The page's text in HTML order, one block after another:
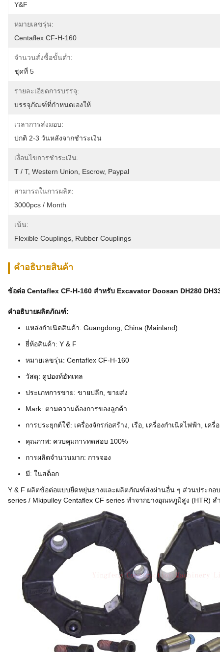
Y&F
หมายเลขรุ่น:
Centaflex CF-H-160
จำนวนสั่งซื้อขั้นต่ำ:
ชุดที่ 5
รายละเอียดการบรรจุ:
บรรจุภัณฑ์ที่กำหนดเองให้
เวลาการส่งมอบ:
ปกติ 2-3 วันหลังจากชำระเงิน
เงื่อนไขการชำระเงิน:
T / T, Western Union, Escrow, Paypal
สามารถในการผลิต:
3000pcs / Month
เน้น:
Flexible Couplings Rubber Couplings
คําอธิบายสินค้า
ข้อต่อ Centaflex CF-H-160 สำหรับ Excavator Doosan DH280
คำอธิบายผลิตภัณฑ์:
แหล่งกำเนิดสินค้า: Guangdong, China (Mainland)
ยี่ห้อสินค้า: Y & F
หมายเลขรุ่น: Centaflex CF-H-160
วัสดุ: ดูปองท์ฮัทเทล
ประเภทการขาย: ขายปลีก, ขายส่ง
Mark: ตามความต้องการของลูกค้า
การประยุกต์ใช้: เครื่องจักรก่อสร้าง, เรือ, เครื่องกำเนิดไฟฟ้า, เครื่
คุณภาพ: ควบคุมการทดสอบ 100%
การผลิตจำนวนมาก: การจอง
มี: ในสต็อก
Y & F ผลิตข้อต่อแบบยืดหยุ่นยางและผลิตภัณฑ์ส่งผ่านอื่น ๆ ส่วนประกอ
series / Mkipulley Centaflex CF series ทำจากยางอุณหภูมิสูง (HTR)